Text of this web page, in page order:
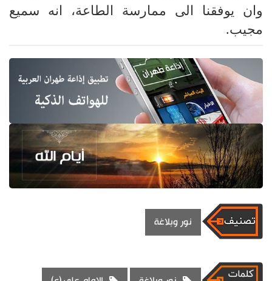
وان يوفقنا الى ممارسة الطاعة، انه سميع
مجيب.
نور وبلاغة